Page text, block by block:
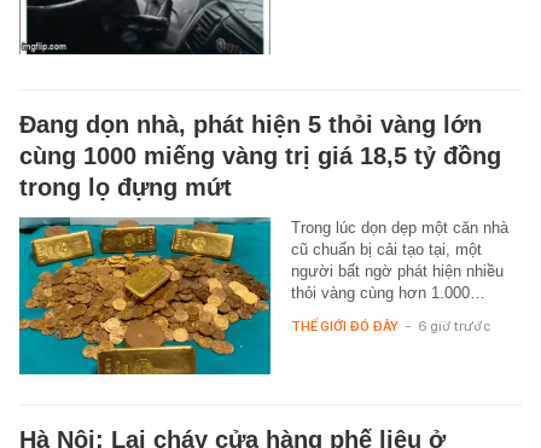
Đang dọn nhà, phát hiện 5 thỏi vàng lớn
cùng 1000 miếng vàng trị giá 18,5 tỷ đồng
trong lọ đựng mứt
Trong lúc dọn dẹp một căn nhà
cũ chuẩn bị cải tạo tại, một
người bất ngờ phát hiện nhiều
thỏi vàng cùng hơn 1.000…
THẾ GIỚI ĐÓ ĐÂY - 6 giờ trước
Hà Nội: Lại cháy cửa hàng phế liệu ở